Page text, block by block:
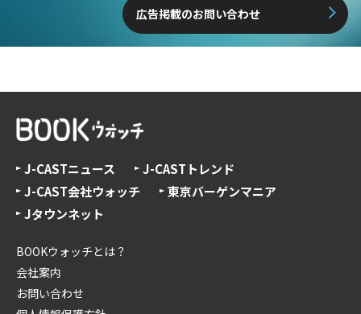
広告掲載のお問い合わせ
J-CASTニュース
J-CASTトレンド
J-CAST会社ウォッチ
東京バーゲンマニア
Jタウンネット
BOOKウォッチとは？
会社案内
お問い合わせ